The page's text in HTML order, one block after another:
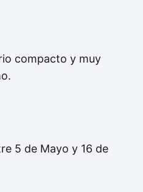
compacto y muy
5 de Mayo y 16 de